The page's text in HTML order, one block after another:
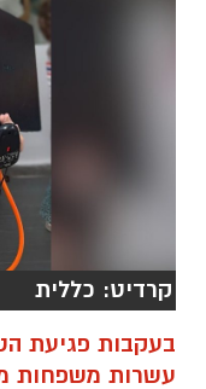
קרדיט: כללית
בעקבות פגיעת
עשרות משפחות
התייצבו בשעות
בעיר ובאזור ים
ראשוני עבור